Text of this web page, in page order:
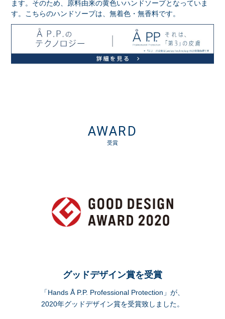
ます。そのため、原料由来の黄色いハンドソープとなっていま
す。こちらのハンドソープは、無着色・無香料です。
AWARD
受賞
グッドデザイン賞を受賞
「Hands Å P.P. Professional Protection」が、
2020年グッドデザイン賞を受賞致しました。